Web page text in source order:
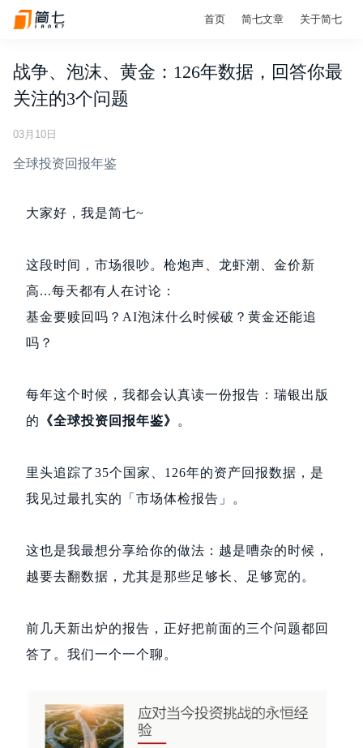
首页 简七文章 关于简七
战争、泡沫、黄金：126年数据，回答你最
关注的3个问题
03月10日
全球投资回报年鉴
大家好，我是简七~
这段时间，市场很吵。枪炮声、龙虾潮、金价新
高...每天都有人在讨论：
基金要赎回吗？AI泡沫什么时候破？黄金还能追
吗？
每年这个时候，我都会认真读一份报告：瑞银出版
的
《全球投资回报年鉴》 。
里头追踪了35个国家、126年的资产回报数据，是
我见过最扎实的「市场体检报告」。
这也是我最想分享给你的做法：越是嘈杂的时候，
越要去翻数据，尤其是那些足够长、足够宽的。
前几天新出炉的报告，正好把前面的三个问题都回
答了。我们一个一个聊。